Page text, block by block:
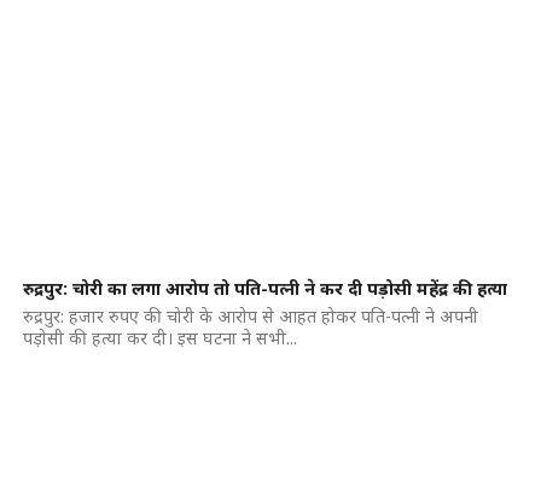
रुद्रपुर: चोरी का लगा आरोप तो पति-पत्नी ने कर दी पड़ोसी महेंद्र की हत्या
रुद्रपुर: हजार रुपए की चोरी के आरोप से आहत होकर पति-पत्नी ने अपनी
पड़ोसी की हत्या कर दी। इस घटना ने सभी...